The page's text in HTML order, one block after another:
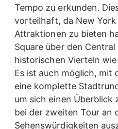
Tempo zu erkunden.
vorteilhaft, da New York
Attraktionen zu bieten
Square über den
historischen Vierteln
Es ist auch möglich, mit
eine komplette
um sich einen Überblick
bei der zweiten Tour an
Sehenswürdigkeiten